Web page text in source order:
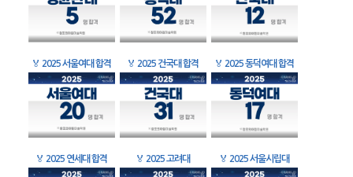
🏅 2025 서울여대 합격 🏅 2025 건국대 합격 🏅 2025 동덕여대 합격
🏅 2025 연세대 합격 🏅 2025 고려대 🏅 2025 서울시립대